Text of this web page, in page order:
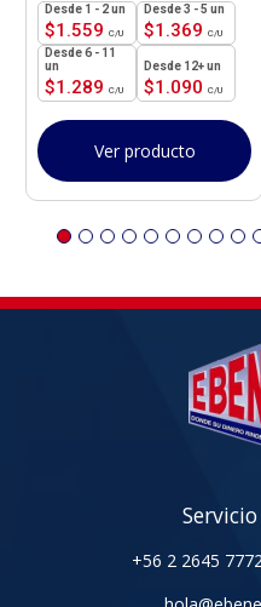
$1.559
1 - 2un
$1.369
3 - 5 un
$1.289
6 - 11
un
$1.090
12+ un
Ver producto
+56 2 2645 7772